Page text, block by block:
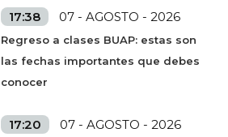
17:38 07 - AGOSTO - 2026
Regreso a clases BUAP: estas son
las fechas importantes que debes
conocer
17:20 07 - AGOSTO - 2026